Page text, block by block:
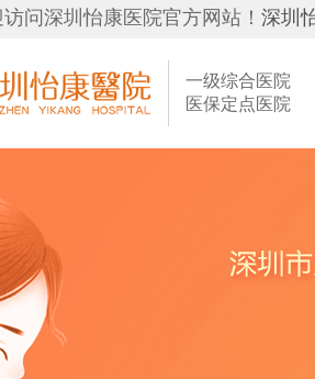
问深圳怡康医院官方网站！ 深圳
一级综合医院
医保定点医院